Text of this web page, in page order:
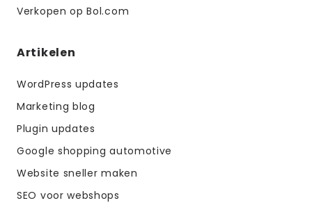
Verkopen op Bol.com
Artikelen
WordPress updates
Marketing blog
Plugin updates
Google shopping automotive
Website sneller maken
SEO voor webshops